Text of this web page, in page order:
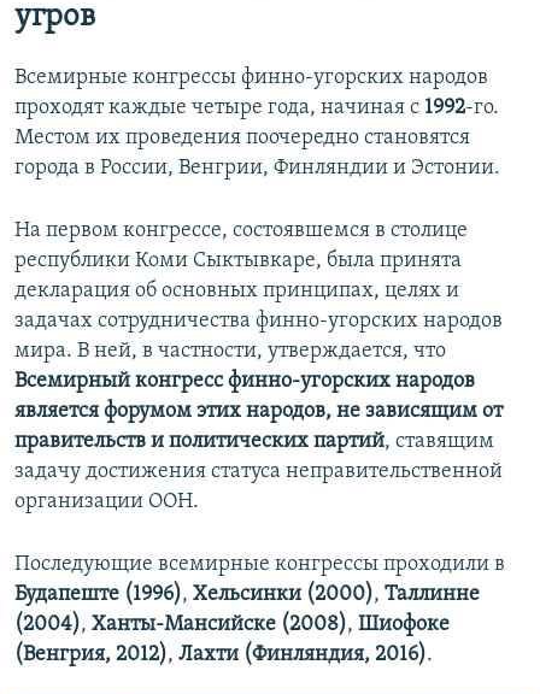
угров
Всемирные конгрессы финно-угорских народов
проходят каждые четыре года, начиная с 1992-го.
Местом их проведения поочередно становятся
города в России, Венгрии, Финляндии и Эстонии.
На первом конгрессе, состоявшемся в столице
республики Коми Сыктывкаре, была принята
декларация об основных принципах, целях и
задачах сотрудничества финно-угорских народов
мира. В ней, в частности, утверждается, что
Всемирный конгресс финно-угорских народов
является форумом этих народов, не зависящим от
правительств и политических партий, ставящим
задачу достижения статуса неправительственной
организации ООН.
Последующие всемирные конгрессы проходили в
Будапеште (1996), Хельсинки (2000), Таллинне
(2004), Ханты-Мансийске (2008), Шиофоке
(Венгрия, 2012), Лахти (Финляндия, 2016).